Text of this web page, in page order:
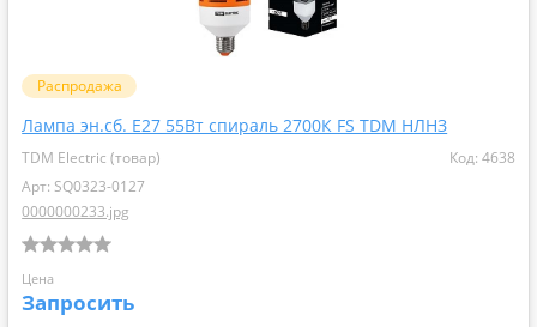
Распродажа
Лампа эн.сб. Е27 55Вт спираль 2700К FS TDM НЛНЗ
TDM Electric (товар)
Код: 4638
Арт: SQ0323-0127
0000000233.jpg
Цена
Запросить